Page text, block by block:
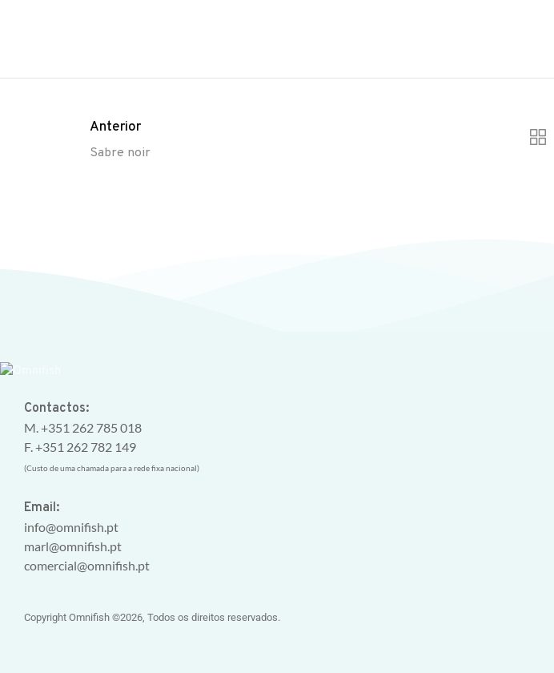
Anterior
Sabre noir
Contactos:
M. +351 262 785 018
F. +351 262 782 149
(Custo de uma chamada para a rede fixa nacional)
Email:
info@omnifish.pt
marl@omnifish.pt
comercial@omnifish.pt
Copyright Omnifish ©2026, Todos os direitos reservados.